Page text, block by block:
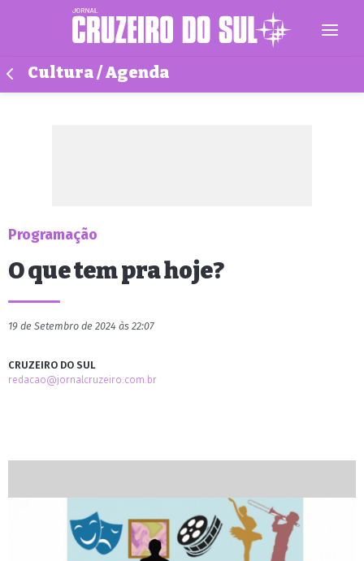
Cultura / Agenda
Programação
O que tem pra hoje?
19 de Setembro de 2024 às 22:07
CRUZEIRO DO SUL
redacao@jornalcruzeiro.com.br